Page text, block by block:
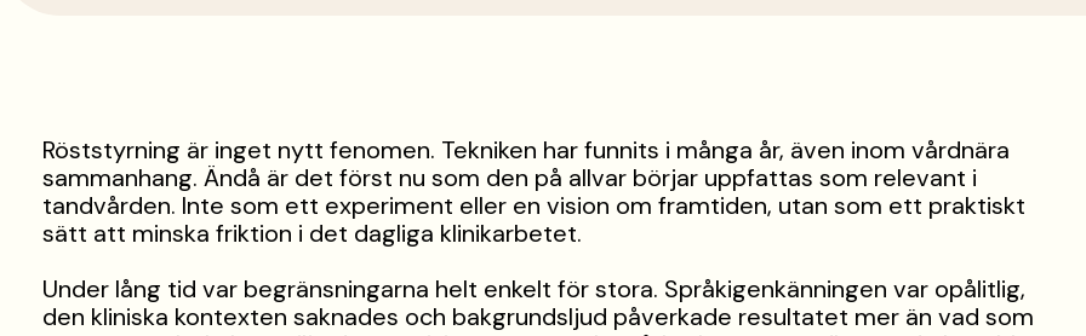
Röststyrning är inget nytt fenomen. Tekniken har funnits i många år, även inom vårdnära
sammanhang. Ändå är det först nu som den på allvar börjar uppfattas som relevant i
tandvården. Inte som ett experiment eller en vision om framtiden, utan som ett praktiskt
sätt att minska friktion i det dagliga klinikarbetet.
Under lång tid var begränsningarna helt enkelt för stora. Språkigenkänningen var opålitlig,
den kliniska kontexten saknades och bakgrundsljud påverkade resultatet mer än vad som